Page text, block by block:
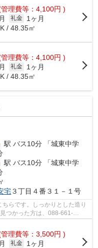
理費等：4,100円 )
礼金
1ヶ月
/ 48.35㎡
理費等：4,100円 )
礼金
1ヶ月
/ 48.35㎡
」駅 バス10分 「城東中学
」駅 バス10分 「城東中学
宅３丁目４番３１－１号
らです。しっかりとした造り
つかった方は、088-661-
理費等：3,500円 )
礼金
1ヶ月